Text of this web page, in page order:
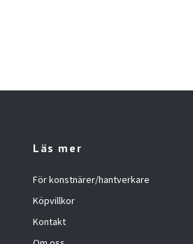
Läs mer
För konstnärer/hantverkare
Köpvillkor
Kontakt